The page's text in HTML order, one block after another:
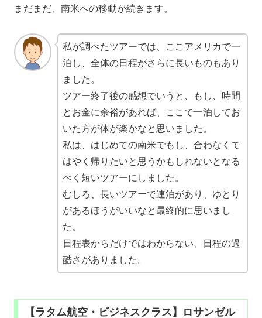
まだまだ、南米への移動が続きます。
私が調べたツアーでは、ここアメリカで一
泊し、全体の日程がさらに長いものもあり
ました。
ツアー終了後の感想でいうと、もし、時間
とお金に余裕があれば、ここで一泊してお
いた方が体が楽かなと思いました。
私は、はじめての南米でもし、合わなくて
はやく帰りたいと思うかもしれないとなる
べく短いツアーにしました。
むしろ、長いツアーで連泊があり、ゆとり
があるほうがいいなと最終的に思いまし
た。
日程表からだけではわからない、日程の過
酷さがありました。
【ラタム航空・ビジネスクラス】ロサンゼル